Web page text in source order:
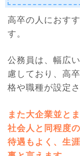
高卒の人におす
す。
公務員は、幅広
慮しており、高
格や職種が設定
また大企業並と
社会人と同程度
待遇もよく、生